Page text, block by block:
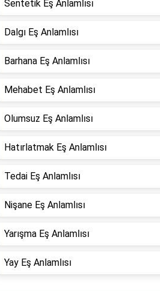
Sentetik Eş Anlamlısı
Dalgı Eş Anlamlısı
Barhana Eş Anlamlısı
Mehabet Eş Anlamlısı
Olumsuz Eş Anlamlısı
Hatırlatmak Eş Anlamlısı
Tedai Eş Anlamlısı
Nişane Eş Anlamlısı
Yarışma Eş Anlamlısı
Yay Eş Anlamlısı